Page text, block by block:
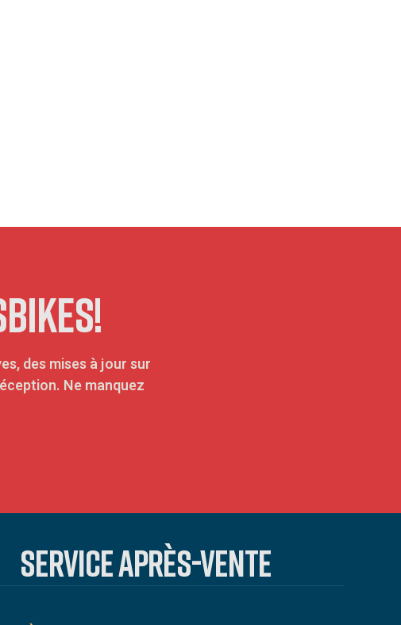
des mises à jour sur
Ne manquez
SERVICE APRÈS-VENTE